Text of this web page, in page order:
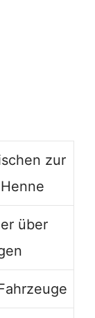
zur
über